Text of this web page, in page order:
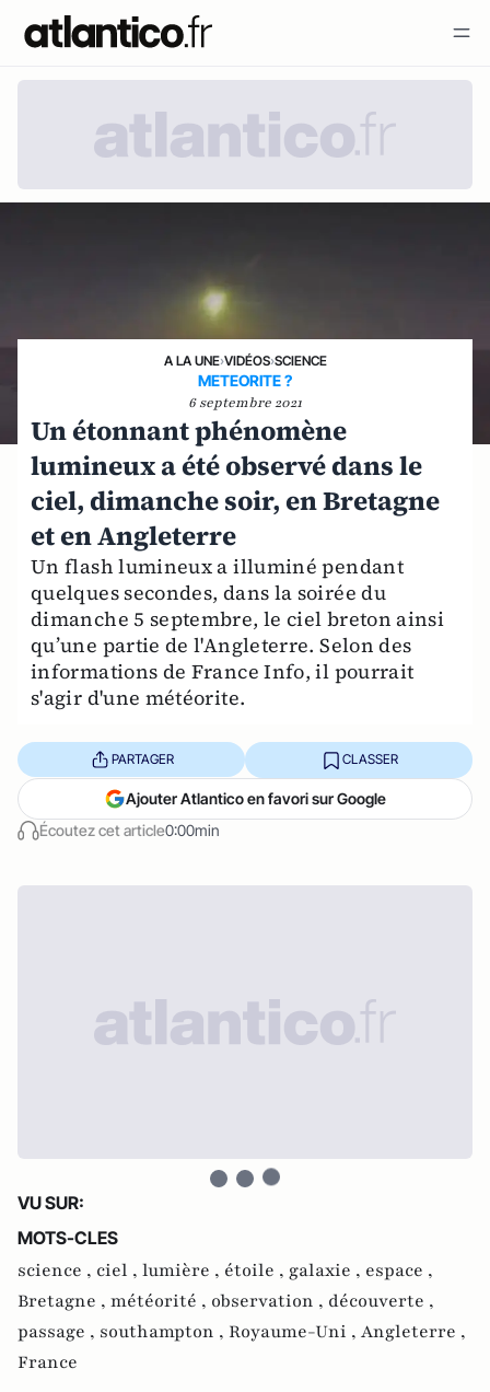
A LA UNE›VIDÉOS›SCIENCE
METEORITE ?
6 septembre 2021
Un étonnant phénomène
lumineux a été observé dans le
ciel, dimanche soir, en Bretagne
et en Angleterre
Un flash lumineux a illuminé pendant
quelques secondes, dans la soirée du
dimanche 5 septembre, le ciel breton ainsi
qu’une partie de l'Angleterre. Selon des
informations de France Info, il pourrait
s'agir d'une météorite.
Écoutez cet article0:00min
PARTAGER CLASSER
Ajouter Atlantico en favori sur Google
VU SUR:
MOTS-CLES
science , ciel , lumière , étoile , galaxie , espace ,
Bretagne , météorité , observation , découverte ,
passage , southampton , Royaume-Uni , Angleterre ,
France